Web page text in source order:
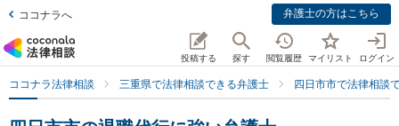
ココナラへ 弁護士の方はこちら
投稿する 探す 閲覧履歴 マイリスト ログイン
ココナラ法律相談 三重県で法律相談できる弁護士 四日市市で法律相談